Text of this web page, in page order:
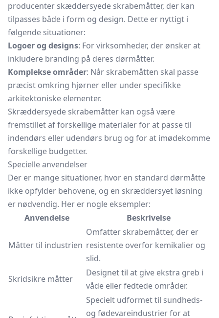
producenter skæddersyede skrabemåtter, der kan
tilpasses både i form og design. Dette er nyttigt i
følgende situationer:
Logoer og designs: For virksomheder, der ønsker at
inkludere branding på deres dørmåtter.
Komplekse områder: Når skrabemåtten skal passe
præcist omkring hjørner eller under specifikke
arkitektoniske elementer.
Skræddersyede skrabemåtter kan også være
fremstillet af forskellige materialer for at passe til
indendørs eller udendørs brug og for at imødekomme
forskellige budgetter.
Specielle anvendelser
Der er mange situationer, hvor en standard dørmåtte
ikke opfylder behovene, og en skræddersyet løsning
er nødvendig. Her er nogle eksempler:
Anvendelse
Beskrivelse
Måtter til industrien
Omfatter skrabemåtter, der er
resistente overfor kemikalier og
slid.
Skridsikre måtter
Designet til at give ekstra greb i
våde eller fedtede områder.
Specielt udformet til sundheds-
og fødevareindustrier for at